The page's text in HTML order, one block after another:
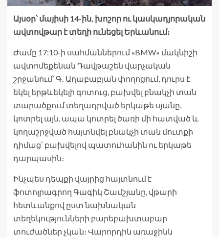
Այսօր՝ մայիսի 14-ին, խոշոր ու կասկադյորական
ավտովթար է տեղի ունեցել Երևանում։
Ժամը 17:10-ի սահմաններում «BMW» մակնիշի
ավտոմեքենան Դավթաշեն վարչական
շրջանում՝ Գ․ Աղաբաբյան փողոցում, դուրս է
եկել երթևեկելի գոտուց, բախվել բնակչի տան
տարածքում տեղադրված երկաթե սյանը,
կոտրել այն, ապա կոտրել ծառի մի հատված և
կողաշրջված հայտնվել բնակչի տան մուտքի
դիմաց՝ բախվելով պատուհանին ու երկաթե
դարպասին։
Ինչպես դեպքի վայրից հայտնում է
ֆոտոլրագրող Գագիկ Շամշյանը, վթարի
հետևանքով ըստ նախնական
տեղեկությունների բարեբախտաբար
տուժածներ չկան։ Վարորդին առաջինն